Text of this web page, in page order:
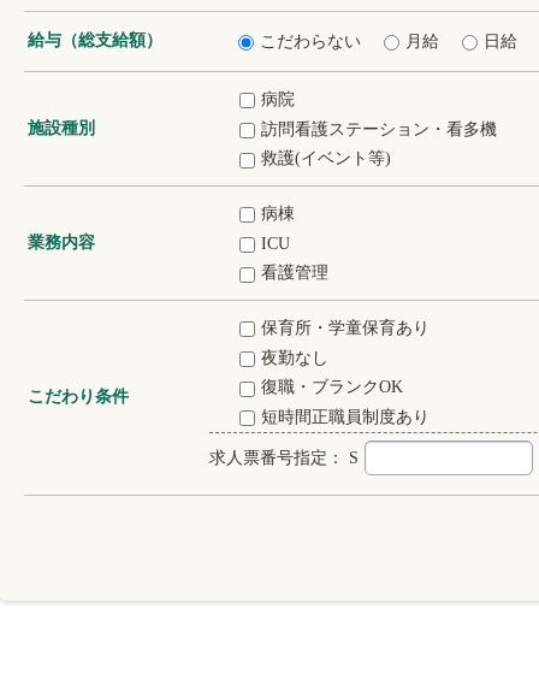
給与（総支給額） こだわらない 月給 日給
施設種別
病院
訪問看護ステーション・看多機
救護(イベント等)
業務内容
病棟
ICU
看護管理
こだわり条件
保育所・学童保育あり
夜勤なし
復職・ブランクOK
短時間正職員制度あり
求人票番号指定： S